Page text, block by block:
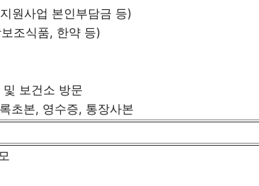
원사업 본인부담금 등)
조식품, 한약 등)
보건소 방문
초본, 영수증, 통장사본